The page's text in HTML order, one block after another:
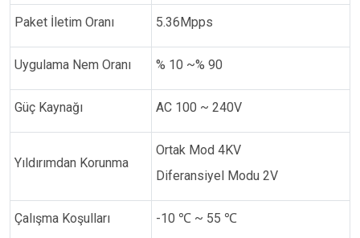
Paket İletim Oranı 5.36Mpps
Uygulama Nem Oranı % 10 ~% 90
Güç Kaynağı AC 100 ~ 240V
Yıldırımdan Korunma
Ortak Mod 4KV
Diferansiyel Modu 2V
Çalışma Koşulları -10 ℃ ~ 55 ℃